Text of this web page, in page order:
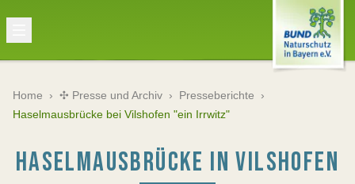
Home › ✣ Presse und Archiv › Presseberichte ›
Haselmausbrücke bei Vilshofen "ein Irrwitz"
HASELMAUSBRÜCKE IN VILSHOFEN